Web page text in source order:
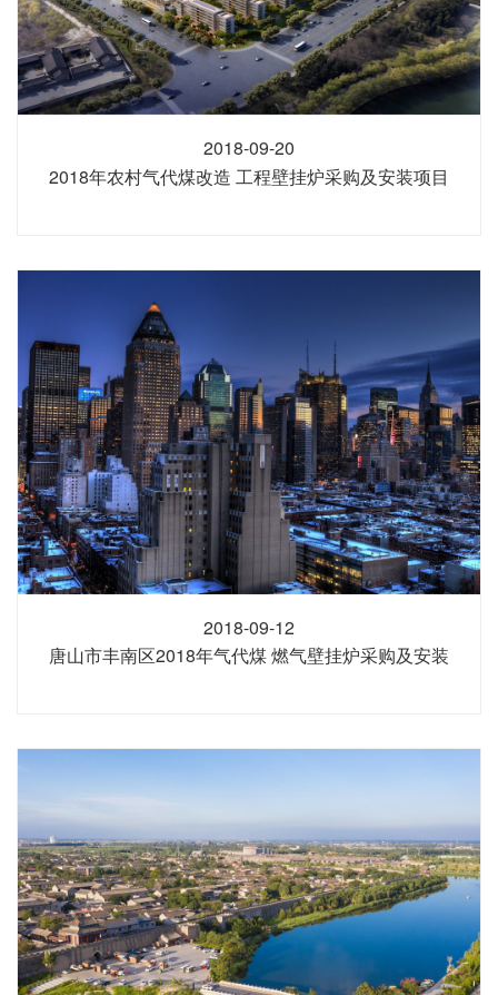
2018-09-20
2018年农村气代煤改造 工程壁挂炉采购及安装项目
2018-09-12
唐山市丰南区2018年气代煤 燃气壁挂炉采购及安装